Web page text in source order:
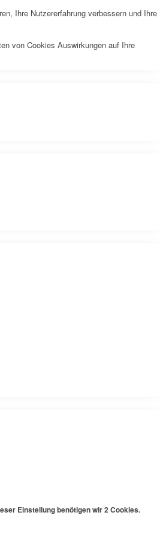
Ihre Nutzererfahrung verbessern und Ihre
von Cookies Auswirkungen auf Ihre
Einstellung benötigen wir 2 Cookies.